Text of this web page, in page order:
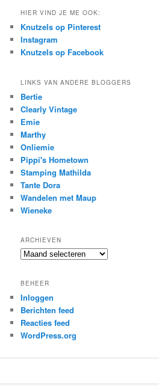
HIER VIND JE ME OOK:
Knutzels op Pinterest
Instagram
Knutzels op Facebook
LINKS VAN ANDERE BLOGGERS
Bertie
Clearly Vintage
Emie
Marthy
Onliemie
Pippi's Hometown
Stamping Mathilda
Tante Dora
Wandelen met Maup
Wieneke
ARCHIEVEN
Archieven
BEHEER
Inloggen
Berichten feed
Reacties feed
WordPress.org